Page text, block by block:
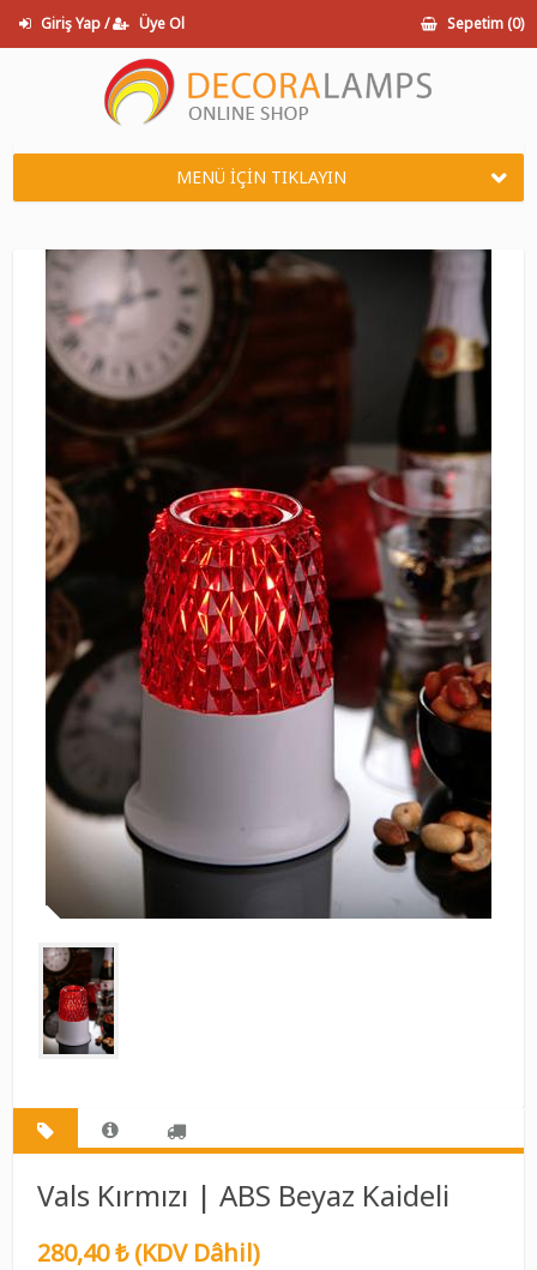
Giriş Yap / Üye Ol Sepetim (0)
MENÜ İÇİN TIKLAYIN
Vals Kırmızı | ABS Beyaz Kaideli
280,40 ₺ (KDV Dâhil)